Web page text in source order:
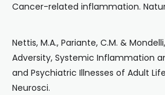
Cancer-related inflammation.
Nettis, M.A., Pariante, C.M. &
Adversity, Systemic Inflammation
and Psychiatric Illnesses of Adult
Neurosci.